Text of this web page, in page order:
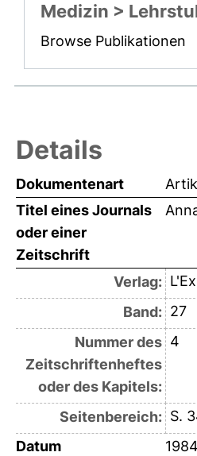
Medizin >
Browse Publikationen
Details
Dokumentenart
Titel eines Journals
oder einer
Zeitschrift
Verlag:
Band: 27
Nummer des
Zeitschriftenheftes
oder des Kapitels:
4
Seitenbereich: S.
Datum
1984